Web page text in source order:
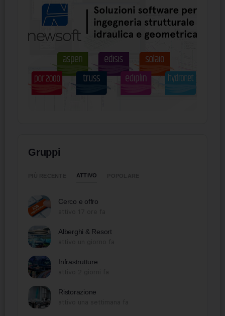
Gruppi
ATTIVO
Cerco e offro
Alberghi & Resort
Infrastrutture
Ristorazione